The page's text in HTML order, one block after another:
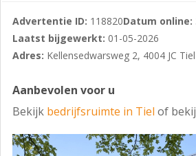
BEREIKBAARHEID
Auto
Tiel is gelegen ten zuidoosten van
bereikbaar met eigen vervoer en is
via de snelweg A15. Knooppunt
Advertentie ID: 118820Datum online:
Laatst bijgewerkt: 01-05-2026
Adres: Kellensedwarsweg 2, 4004 JC Tiel
Aanbevolen voor u
Bekijk bedrijfsruimte in Tiel of